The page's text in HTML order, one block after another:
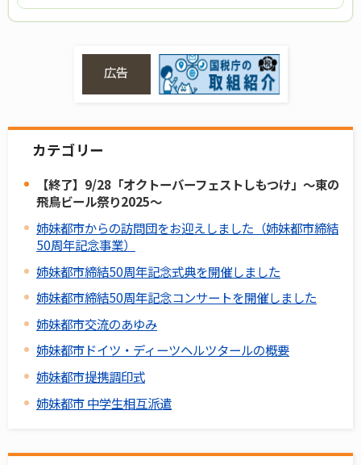
広告
カテゴリー
【終了】9/28「オクトーバーフェストしもつけ」～東の
飛鳥ビール祭り2025～
姉妹都市からの訪問団をお迎えしました（姉妹都市締結
50周年記念事業）
姉妹都市締結50周年記念式典を開催しました
姉妹都市締結50周年記念コンサートを開催しました
姉妹都市交流のあゆみ
姉妹都市ドイツ・ディーツヘルツタールの概要
姉妹都市提携調印式
姉妹都市 中学生相互派遣